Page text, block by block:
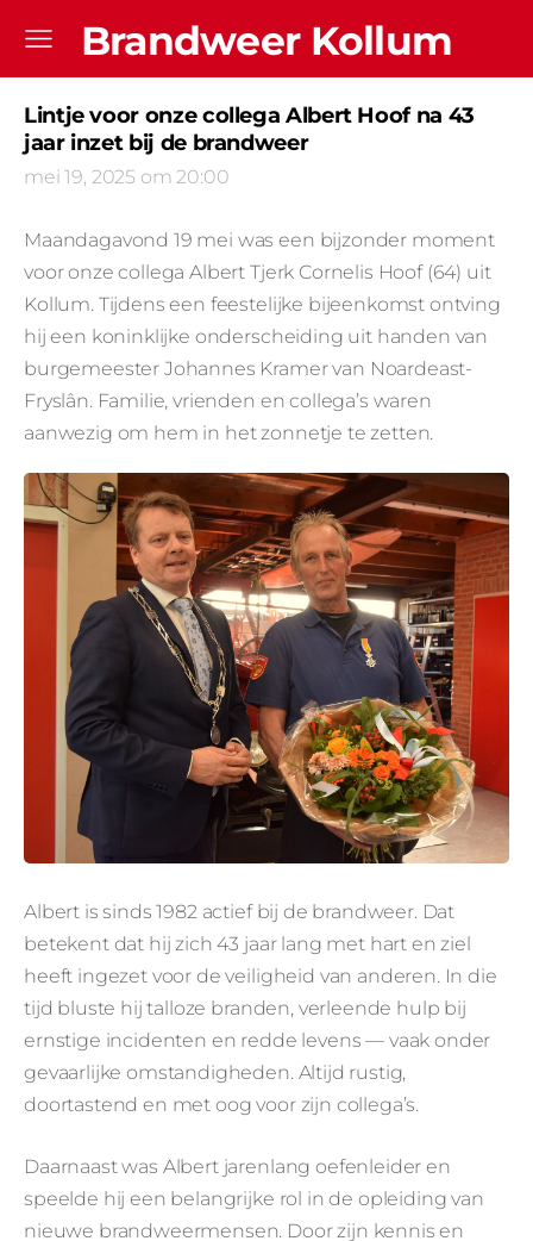
Brandweer Kollum
Lintje voor onze collega Albert Hoof na 43
jaar inzet bij de brandweer
mei 19, 2025 om 20:00
Maandagavond 19 mei was een bijzonder moment
voor onze collega Albert Tjerk Cornelis Hoof (64) uit
Kollum. Tijdens een feestelijke bijeenkomst ontving
hij een koninklijke onderscheiding uit handen van
burgemeester Johannes Kramer van Noardeast-
Fryslân. Familie, vrienden en collega’s waren
aanwezig om hem in het zonnetje te zetten.
Albert is sinds 1982 actief bij de brandweer. Dat
betekent dat hij zich 43 jaar lang met hart en ziel
heeft ingezet voor de veiligheid van anderen. In die
tijd bluste hij talloze branden, verleende hulp bij
ernstige incidenten en redde levens — vaak onder
gevaarlijke omstandigheden. Altijd rustig,
doortastend en met oog voor zijn collega’s.
Daarnaast was Albert jarenlang oefenleider en
speelde hij een belangrijke rol in de opleiding van
nieuwe brandweermensen. Door zijn kennis en